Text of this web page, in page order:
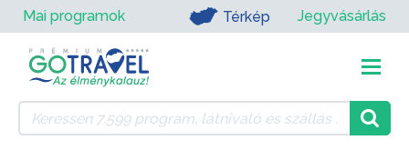
Mai programok Térkép Jegyvásárlás